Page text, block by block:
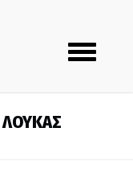
Toggle
navigation
ΛΟΥΚΑΣ